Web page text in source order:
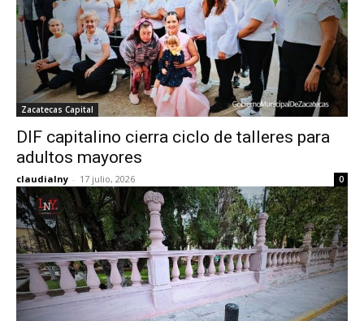
Zacatecas Capital
DIF capitalino cierra ciclo de talleres para
adultos mayores
claudialny - 17 julio, 2026 0